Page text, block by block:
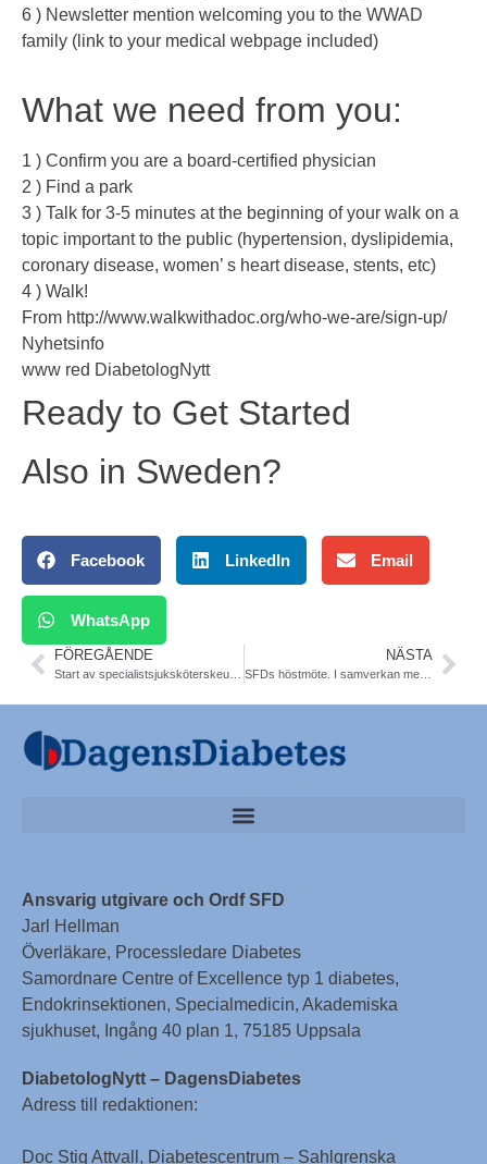
6 ) Newsletter mention welcoming you to the WWAD
family (link to your medical webpage included)
What we need from you:
1 ) Confirm you are a board-certified physician
2 ) Find a park
3 ) Talk for 3-5 minutes at the beginning of your walk on a
topic important to the public (hypertension, dyslipidemia,
coronary disease, women’ s heart disease, stents, etc)
4 ) Walk!
From http://www.walkwithadoc.org/who-we-are/sign-up/
Nyhetsinfo
www red DiabetologNytt
Ready to Get Started
Also in Sweden?
Facebook LinkedIn Email
WhatsApp
FÖREGÅENDE NÄSTA
SFDs höstmöte. I samverkan med psykiatri- och allmänmedicinförening. Somatisk sjukdom och psykisk ohälsa – helhetssyn för god och jämlik vård. 9-10 oktober 2014, Münchenbryggeriet, Stockholm. Endast 1995 SEK.
Ansvarig utgivare och Ordf SFD
Jarl Hellman
Överläkare, Processledare Diabetes
Samordnare Centre of Excellence typ 1 diabetes,
Endokrinsektionen, Specialmedicin, Akademiska
sjukhuset, Ingång 40 plan 1, 75185 Uppsala
DiabetologNytt – DagensDiabetes
Adress till redaktionen:
Doc Stig Attvall, Diabetescentrum – Sahlgrenska